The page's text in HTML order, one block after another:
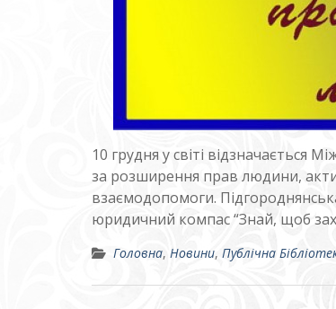
10 грудня у світі
за розширення прав людини,
взаємодопомоги.
юридичний компас “Знай, щоб
Головна, Новини, Публічна